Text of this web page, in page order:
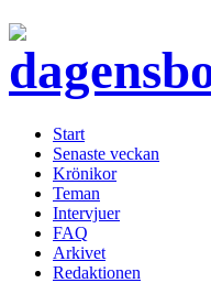
Start
Senaste veckan
Krönikor
Teman
Intervjuer
FAQ
Arkivet
Redaktionen